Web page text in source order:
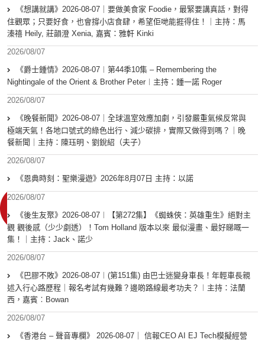
《想講就講》2026-08-07｜要做美食家 Foodie，最緊要講真話，對得
住觀眾；只要好食，也會撐小店食肆，希望佢哋能捱得住！｜主持：馬
溱禧 Heily, 莊韻澄 Xenia, 嘉賓：雅軒 Kinki
2026/08/07
《爵士鍾情》2026-08-07︱第44季10集 – Remembering the
Nightingale of the Orient & Brother Peter︱主持：鍾一諾 Roger
2026/08/07
《晚餐新聞》2026-08-07｜全球溫室效應加劇，引發嚴重氣候反常與
極端天氣！各地口號式的綠色出行、減少碳排，實際又做得到嗎？｜晚
餐新聞｜主持：陳珏明、劉銳紹（夫子）
2026/08/07
《恩典時刻：聖樂漫遊》2026年8月07日 主持：以諾
2026/08/07
《後生友聚》2026-08-07︱【第272集】《蜘蛛俠：英雄重生》絕對主
觀 觀後感（少少劇透）！Tom Holland 版本以來 最似漫畫、最好睇嘅一
集！｜主持：Jack、諾少
2026/08/07
《巴膠不敗》2026-08-07︱(第151集) 由巴士迷變身車長！年輕車長親
述入行心路歷程｜報名考試有幾難？邊啲路線最考功夫？︱主持：法蘭
西，嘉賓︰Bowan
2026/08/07
《香港台 – 聲音專欄》 2026-08-07｜ 信報CEO AI EJ Tech模擬經營